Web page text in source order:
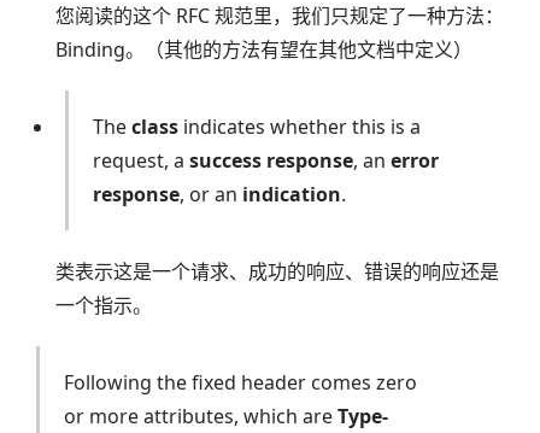
您阅读的这个 RFC 规范里，我们只规定了一种方法：
Binding。（其他的方法有望在其他文档中定义）
Theclass indicates whether this is a
request, asuccess response, anerror
response, or an indication.
类表示这是一个请求、成功的响应、错误的响应还是
一个指示。
Following the fixed header comes zero
or more attributes, which areType-